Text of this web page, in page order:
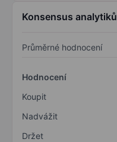
Konsensus analytiků
Průměrné hodnocení
Hodnocení
Koupit
Nadvážit
Držet